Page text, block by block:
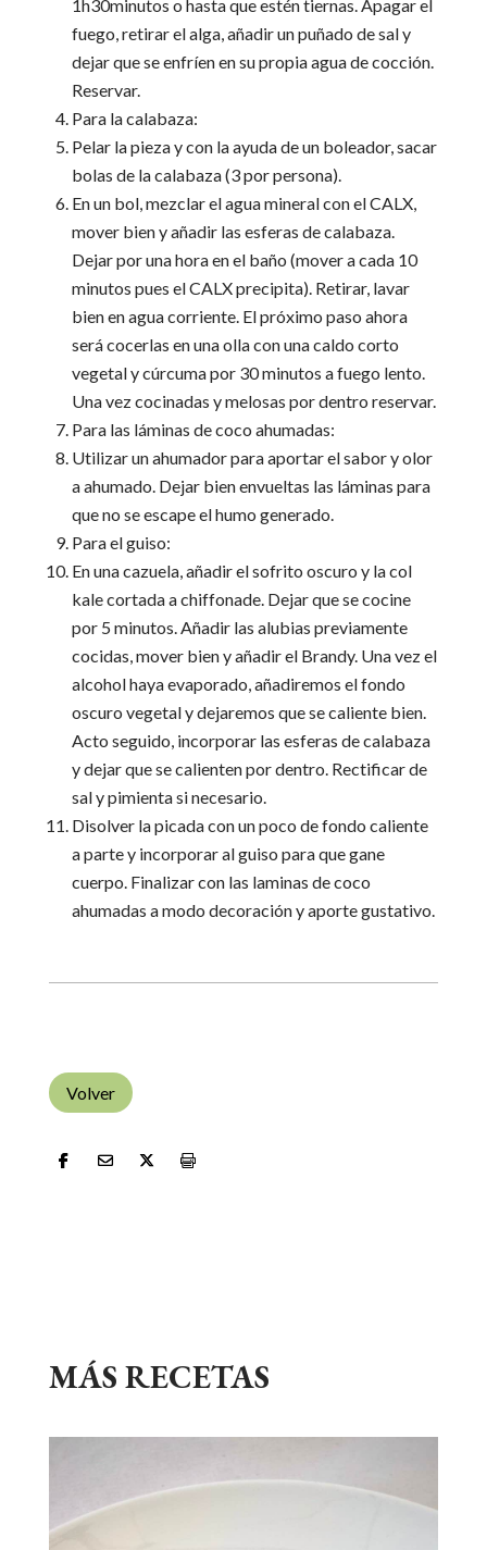
1h30minutos o hasta que estén tiernas. Apagar el
fuego, retirar el alga, añadir un puñado de sal y
dejar que se enfríen en su propia agua de cocción.
Reservar.
Para la calabaza:
Pelar la pieza y con la ayuda de un boleador, sacar
bolas de la calabaza (3 por persona).
En un bol, mezclar el agua mineral con el CALX,
mover bien y añadir las esferas de calabaza.
Dejar por una hora en el baño (mover a cada 10
minutos pues el CALX precipita). Retirar, lavar
bien en agua corriente. El próximo paso ahora
será cocerlas en una olla con una caldo corto
vegetal y cúrcuma por 30 minutos a fuego lento.
Una vez cocinadas y melosas por dentro reservar.
Para las láminas de coco ahumadas:
Utilizar un ahumador para aportar el sabor y olor
a ahumado. Dejar bien envueltas las láminas para
que no se escape el humo generado.
Para el guiso:
En una cazuela, añadir el sofrito oscuro y la col
kale cortada a chiffonade. Dejar que se cocine
por 5 minutos. Añadir las alubias previamente
cocidas, mover bien y añadir el Brandy. Una vez el
alcohol haya evaporado, añadiremos el fondo
oscuro vegetal y dejaremos que se caliente bien.
Acto seguido, incorporar las esferas de calabaza
y dejar que se calienten por dentro. Rectificar de
sal y pimienta si necesario.
Disolver la picada con un poco de fondo caliente
a parte y incorporar al guiso para que gane
cuerpo. Finalizar con las laminas de coco
ahumadas a modo decoración y aporte gustativo.
Volver
MÁS RECETAS